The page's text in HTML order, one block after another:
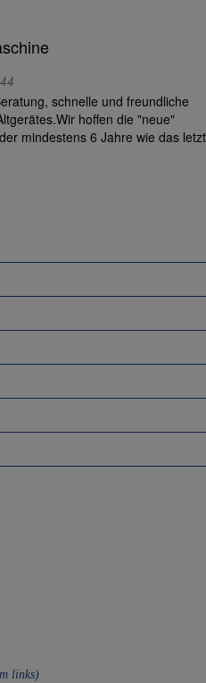
schnelle und freundliche
hoffen die "neue"
mindestens 6 Jahre wie das
links)